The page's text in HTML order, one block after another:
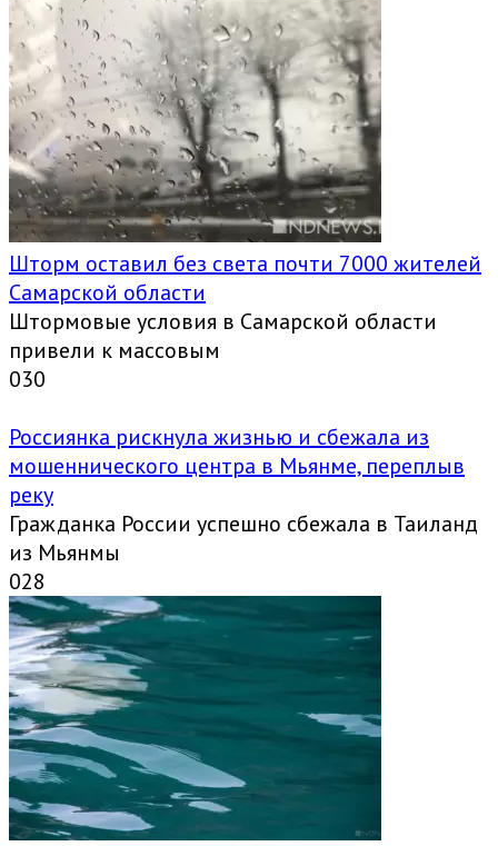
Шторм оставил без света почти 7000 жителей
Самарской области
Штормовые условия в Самарской области
привели к массовым
030
Россиянка рискнула жизнью и сбежала из
мошеннического центра в Мьянме, переплыв
реку
Гражданка России успешно сбежала в Таиланд
из Мьянмы
028